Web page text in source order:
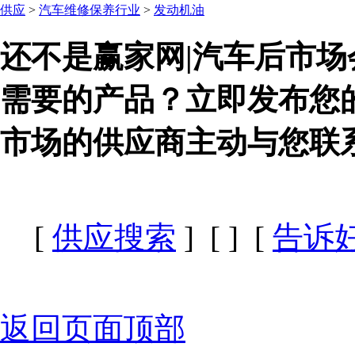
供应 > 汽车维修保养行业 > 发动机油
还不是赢家网|汽车后市场
需要的产品？立即发布您
市场的供应商主动与您联
[ 供应搜索 ] [ ] [ 告诉
返回页面顶部